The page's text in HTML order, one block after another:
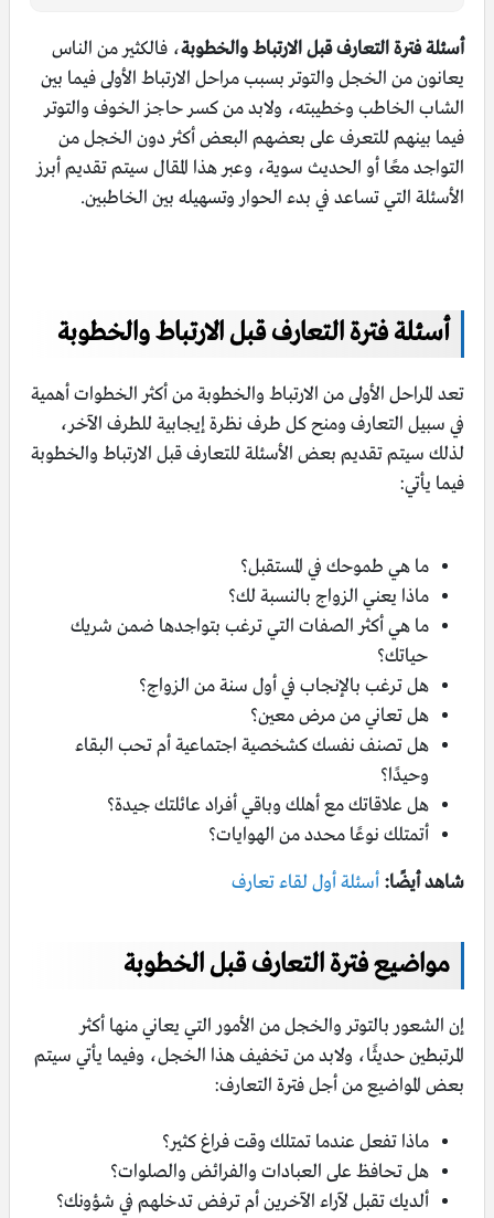
أسئلة فترة التعارف قبل الارتباط والخطوبة، فالكثير من الناس
يعانون من الخجل والتوتر بسبب مراحل الارتباط الأولى فيما بين
الشاب الخاطب وخطيبته، ولابد من كسر حاجز الخوف والتوتر
فيما بينهم للتعرف على بعضهم البعض أكثر دون الخجل من
التواجد معًا أو الحديث سوية، وعبر هذا المقال سيتم تقديم أبرز
الأسئلة التي تساعد في بدء الحوار وتسهيله بين الخاطبين.
أسئلة فترة التعارف قبل الارتباط والخطوبة
تعد المراحل الأولى من الارتباط والخطوبة من أكثر الخطوات أهمية
في سبيل التعارف ومنح كل طرف نظرة إيجابية للطرف الآخر،
لذلك سيتم تقديم بعض الأسئلة للتعارف قبل الارتباط والخطوبة
فيما يأتي:
ما هي طموحك في المستقبل؟
ماذا يعني الزواج بالنسبة لك؟
ما هي أكثر الصفات التي ترغب بتواجدها ضمن شريك
حياتك؟
هل ترغب بالإنجاب في أول سنة من الزواج؟
هل تعاني من مرض معين؟
هل تصنف نفسك كشخصية اجتماعية أم تحب البقاء
وحيدًا؟
هل علاقاتك مع أهلك وباقي أفراد عائلتك جيدة؟
أتمتلك نوعًا محدد من الهوايات؟
شاهد أيضًا: أسئلة أول لقاء تعارف
مواضيع فترة التعارف قبل الخطوبة
إن الشعور بالتوتر والخجل من الأمور التي يعاني منها أكثر
المرتبطين حديثًا، ولابد من تخفيف هذا الخجل، وفيما يأتي سيتم
بعض المواضيع من أجل فترة التعارف:
ماذا تفعل عندما تمتلك وقت فراغ كثير؟
هل تحافظ على العبادات والفرائض والصلوات؟
ألديك تقبل لآراء الآخرين أم ترفض تدخلهم في شؤونك؟